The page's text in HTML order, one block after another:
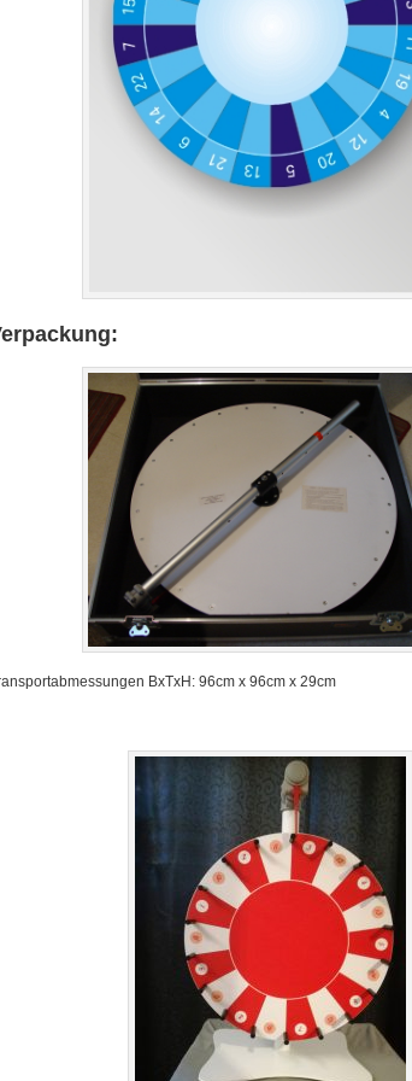
BxTxH: 96cm x 96cm x 29cm